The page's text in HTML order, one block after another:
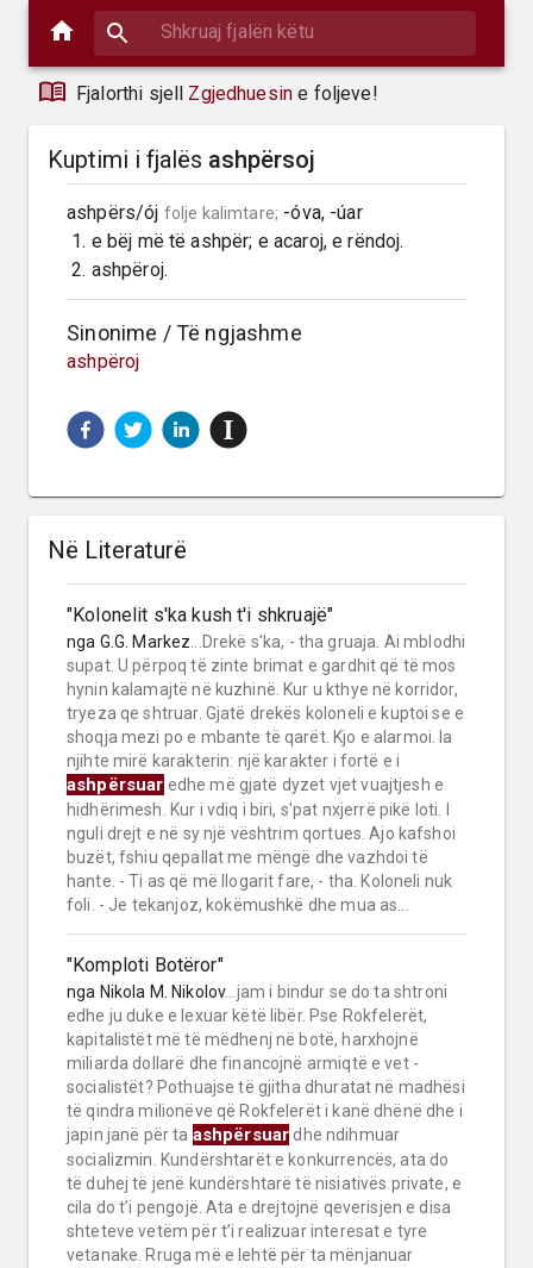
Fjalorthi sjell Zgjedhuesin e foljeve!
Kuptimi i fjalës ashpërsoj
ashpërs/ój folje kalimtare; -óva, -úar
2. ashpëroj.
Sinonime / Të ngjashme
ashpëroj
Në Literaturë
"Kolonelit s'ka kush t'i shkruajë"
nga G.G. Markez ...Drekë s'ka, - tha gruaja. Ai mblodhi
supat. U përpoq të zinte brimat e gardhit që të mos
hynin kalamajtë në kuzhinë. Kur u kthye në korridor,
tryeza qe shtruar. Gjatë drekës koloneli e kuptoi se e
shoqja mezi po e mbante të qarët. Kjo e alarmoi. Ia
njihte mirë karakterin: një karakter i fortë e i
ashpërsuar edhe më gjatë dyzet vjet vuajtjesh e
hidhërimesh. Kur i vdiq i biri, s'pat nxjerrë pikë loti. I
nguli drejt e në sy një vështrim qortues. Ajo kafshoi
buzët, fshiu qepallat me mëngë dhe vazhdoi të
hante. - Ti as që më llogarit fare, - tha. Koloneli nuk
foli. - Je tekanjoz, kokëmushkë dhe mua as...
"Komploti Botëror"
nga Nikola M. Nikolov...jam i bindur se do ta shtroni
edhe ju duke e lexuar këtë libër. Pse Rokfelerët,
kapitalistët më të mëdhenj në botë, harxhojnë
miliarda dollarë dhe financojnë armiqtë e vet -
socialistët? Pothuajse të gjitha dhuratat në madhësi
të qindra milionëve që Rokfelerët i kanë dhënë dhe i
japin janë për ta ashpërsuar dhe ndihmuar
socializmin. Kundërshtarët e konkurrencës, ata do
të duhej të jenë kundërshtarë të nisiativës private, e
cila do t’i pengojë. Ata e drejtojnë qeverisjen e disa
shteteve vetëm për t’i realizuar interesat e tyre
vetanake. Rruga më e lehtë për ta mënjanuar